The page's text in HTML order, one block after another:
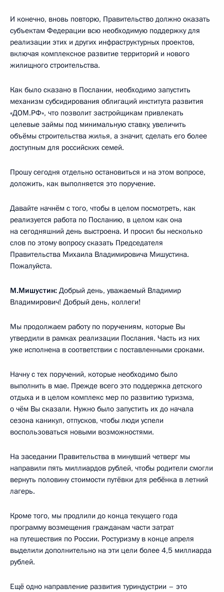
И конечно, вновь повторю, Правительство должно оказать
субъектам Федерации всю необходимую поддержку для
реализации этих и других инфраструктурных проектов,
включая комплексное развитие территорий и нового
жилищного строительства.
Как было сказано в Послании, необходимо запустить
механизм субсидирования облигаций института развития
«ДОМ.РФ», что позволит застройщикам привлекать
целевые займы под минимальную ставку, увеличить
объёмы строительства жилья, а значит, сделать его более
доступным для российских семей.
Прошу сегодня отдельно остановиться и на этом вопросе,
доложить, как выполняется это поручение.
Давайте начнём с того, чтобы в целом посмотреть, как
реализуется работа по Посланию, в целом как она
на сегодняшний день выстроена. И просил бы несколько
слов по этому вопросу сказать Председателя
Правительства Михаила Владимировича Мишустина.
Пожалуйста.
М.Мишустин: Добрый день, уважаемый Владимир
Владимирович! Добрый день, коллеги!
Мы продолжаем работу по поручениям, которые Вы
утвердили в рамках реализации Послания. Часть из них
уже исполнена в соответствии с поставленными сроками.
Начну с тех поручений, которые необходимо было
выполнить в мае. Прежде всего это поддержка детского
отдыха и в целом комплекс мер по развитию туризма,
о чём Вы сказали. Нужно было запустить их до начала
сезона каникул, отпусков, чтобы люди успели
воспользоваться новыми возможностями.
На заседании Правительства в минувший четверг мы
направили пять миллиардов рублей, чтобы родители смогли
вернуть половину стоимости путёвки для ребёнка в летний
лагерь.
Кроме того, мы продлили до конца текущего года
программу возмещения гражданам части затрат
на путешествия по России. Ростуризму в конце апреля
выделили дополнительно на эти цели более 4,5 миллиарда
рублей.
Ещё одно направление развития туриндустрии – это